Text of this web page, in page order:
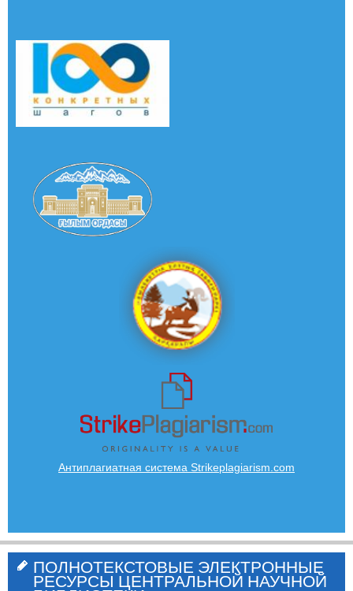
Антиплагиатная система Strikeplagiarism.com
ПОЛНОТЕКСТОВЫЕ ЭЛЕКТРОННЫЕ
РЕСУРСЫ ЦЕНТРАЛЬНОЙ НАУЧНОЙ